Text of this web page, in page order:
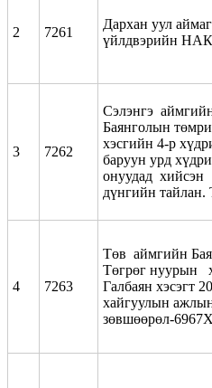
2 7261
Дархан уул
үйлдвэрийн
3 7262
Сэлэнгэ
Баянголын
хэсгийн 4-р
баруун урд
онуудад
дүнгийн тайлан.
4 7263
Төв аймгийн
Төгрөг нуурын
Галбаян хэсэгт
хайгуулын
зөвшөөрөл-